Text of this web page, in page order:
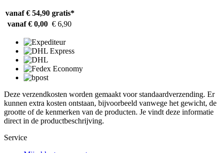
vanaf € 54,90 gratis*
vanaf € 0,00 € 6,90
Deze verzendkosten worden gemaakt voor standaardverzending. Er
kunnen extra kosten ontstaan, bijvoorbeeld vanwege het gewicht, de
grootte of de kenmerken van de producten. Je vindt deze informatie
direct in de productbeschrijving.
Service